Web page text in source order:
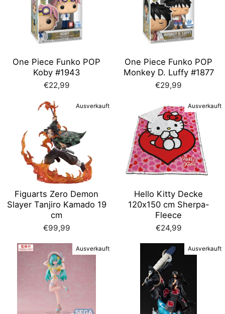
One Piece Funko POP
Koby #1943
€22,99
One Piece Funko POP
Monkey D. Luffy #1877
€29,99
Ausverkauft
Figuarts Zero Demon
Slayer Tanjiro Kamado 19
cm
€99,99
Ausverkauft
Hello Kitty Decke
120x150 cm Sherpa-
Fleece
€24,99
Ausverkauft Ausverkauft